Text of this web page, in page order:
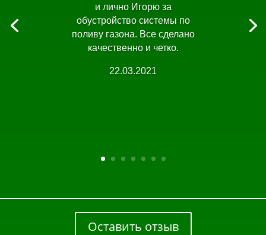
и лично Игорю за
обустройство системы по
поливу газона. Все сделано
качественно и четко.
22.03.2021
Оставить отзыв